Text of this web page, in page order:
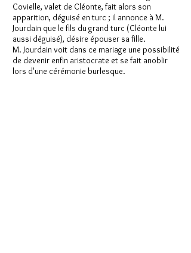
Covielle, valet de Cléonte, fait alors son
apparition, déguisé en turc ; il annonce à M.
Jourdain que le fils du grand turc (Cléonte lui
aussi déguisé), désire épouser sa fille.
M. Jourdain voit dans ce mariage une possibilité
de devenir enfin aristocrate et se fait anoblir
lors d'une cérémonie burlesque.